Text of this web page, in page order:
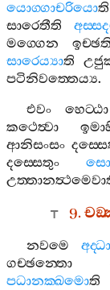
යොග‍්ගාචරියොති
සාරෙතීති
මග‍්ගෙන
ඉච‍්ඡති
සාරෙය්‍යාති
පටිනිවත‍්තෙය්‍ය.
එවං
හෙට‍්ඨා
කථෙත්‍වා
ආනිසංසං
දස‍්සෙතුං
සො
9.
නවමෙ
ගච‍්ඡන‍්තො
පධානක‍්ඛමොති